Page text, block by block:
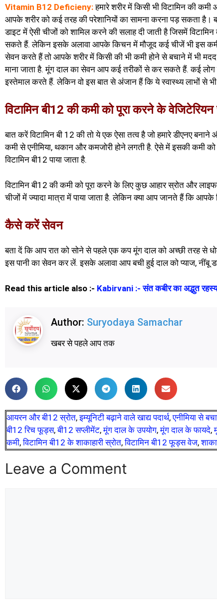
Vitamin B12 Deficieny:हमारे शरीर में किसी भी विटामिन की
आपके शरीर को कई तरह की परेशानियों का सामना करना पड़ सकता है।
डाइट में ऐसी चीजों को शामिल करने की सलाह दी जाती है जिसमें
सकते हैं. लेकिन इसके अलावा आपके किचन में मौजूद कई चीजें भी इस
सेवन करते हैं तो आपके शरीर में किसी की भी कमी होने से बचाने में भी
माना जाता है. मूंग दाल का सेवन आप कई तरीकों से कर सकते हैं. कई लोग
इस्तेमाल करते हैं. लेकिन वो इस बात से अंजान हैं कि ये स्वास्थ्य लाभों से भी
विटामिन बी12 की कमी को पूरा करने के
बात करें विटामिन बी 12 की तो ये एक ऐसा तत्व है जो हमारे डीएनए
कमी से एनीमिया, थकान और कमजोरी होने लगती है. ऐसे में इसकी कमी
विटामिन बी12 पाया जाता है.
विटामिन बी12 की कमी को पूरा करने के लिए कुछ आहार स्रोत और
चीजों में ज्यादा मात्रा में पाया जाता है. लेकिन क्या आप जानते हैं कि आपके
कैसे करें सेवन
बता दें कि आप रात को सोने से पहले एक कप मूंग दाल को अच्छी तरह से
इस पानी का सेवन कर लें. इसके अलावा आप बची हुई दाल को प्याज,
Read this article also :- Kabirvani :- संत कबीर का अद्भुत
Author: Suryodaya Samachar
खबर से पहले आप तक
आयरन और बी12 स्रोत,इम्यूनिटी बढ़ाने वाले खाद्य पदार्थ,एनीमिया से
बी12 रिच फूड्स,बी12 सप्लीमेंट,मूंग दाल के उपयोग,मूंग दाल के फायदे,
कमी,विटामिन बी12 के शाकाहारी स्रोत,विटामिन बी12 फूड्स वेज,
Leave a Comment